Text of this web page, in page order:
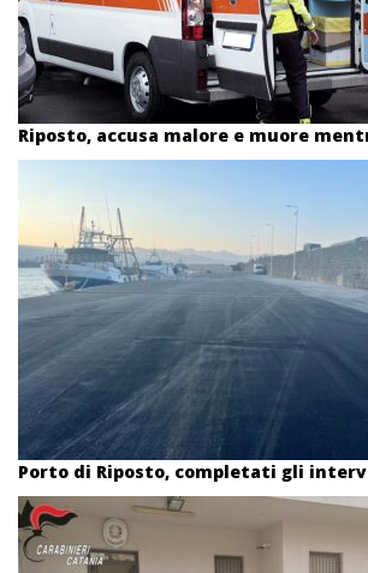
Riposto, accusa malore e muore
Porto di Riposto, completati gli